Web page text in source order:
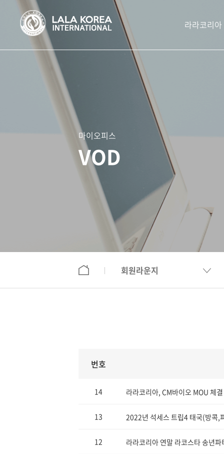
라라코리아
마이오피스
VOD
회원라운지
번호
14 라라코리아, CM바이오 MOU 체결
13 2022년 석세스 트립4 태국(방콕,
12 라라코리아 연말 라코스타 송년